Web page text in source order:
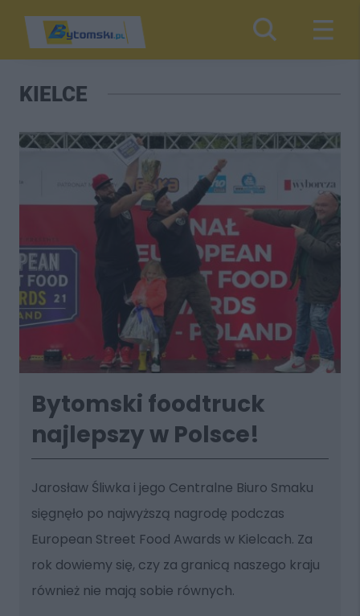
KIELCE
Bytomski foodtruck
najlepszy w Polsce!
Jarosław Śliwka i jego Centralne Biuro Smaku
sięgnęło po najwyższą nagrodę podczas
European Street Food Awards w Kielcach. Za
rok dowiemy się, czy za granicą naszego kraju
również nie mają sobie równych.